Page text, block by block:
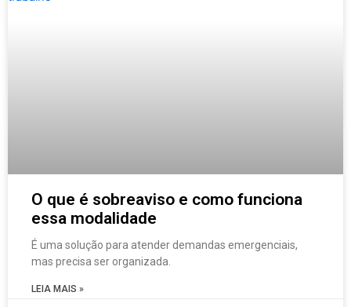
O que é sobreaviso e como funciona
essa modalidade
É uma solução para atender demandas emergenciais,
mas precisa ser organizada.
LEIA MAIS »